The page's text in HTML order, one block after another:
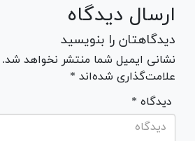
ارسال دیدگاه
دیدگاهتان را بنویسید
نشانی ایمیل شما منتشر نخواهد
علامت‌گذاری شده‌اند *
* دیدگاه